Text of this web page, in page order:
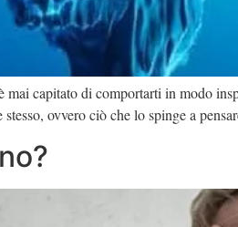
capitato di comportarti in modo
stesso, ovvero ciò che lo spinge a